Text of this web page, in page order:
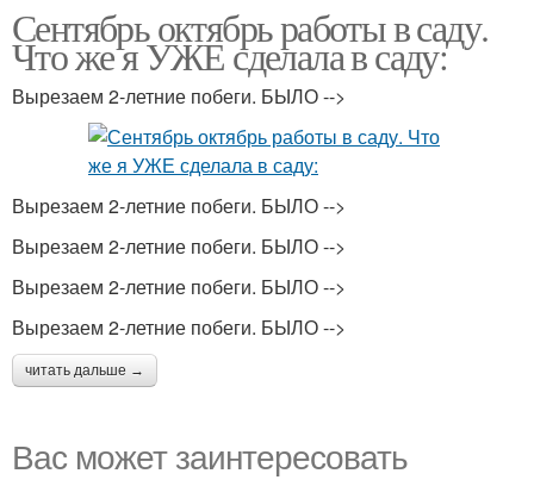
Сентябрь октябрь работы в саду.
Что же я УЖЕ сделала в саду:
Вырезаем 2-летние побеги. БЫЛО -->
Вырезаем 2-летние побеги. БЫЛО -->
Вырезаем 2-летние побеги. БЫЛО -->
Вырезаем 2-летние побеги. БЫЛО -->
Вырезаем 2-летние побеги. БЫЛО -->
читать дальше →
Вас может заинтересовать